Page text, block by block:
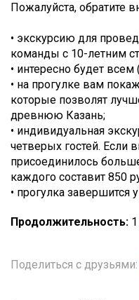
Пожалуйста, обратите
• экскурсию для
команды с 10-летним
• интересно будет
• на прогулке вам
которые позволят
древнюю Казань;
• индивидуальная
четверых гостей. Если
присоединилось
каждого составит 850
• прогулка завершится
Продолжительность:
Поделиться с друзьями: